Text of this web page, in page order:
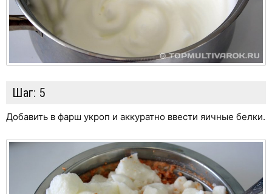
Шаг: 5
Добавить в фарш укроп и аккуратно ввести яичные белки.